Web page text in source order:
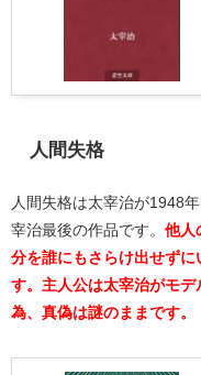
人間失格
人間失格は太宰治が1948
宰治最後の作品です。 他人
分を誰にもさらけ出せずに
す。主人公は太宰治がモ
為、真偽は謎のままです。